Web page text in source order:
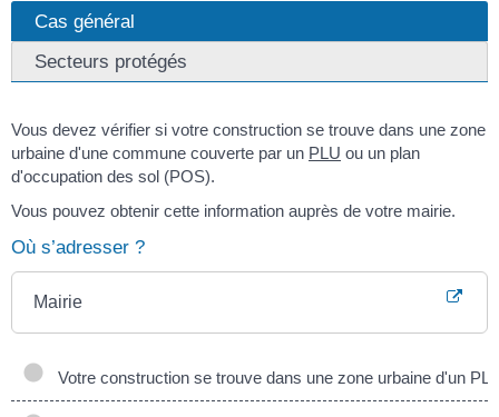
Cas général
Secteurs protégés
Vous devez vérifier si votre construction se trouve dans une zone
urbaine d'une commune couverte par un PLU ou un plan
d'occupation des sol (POS).
Vous pouvez obtenir cette information auprès de votre mairie.
Où s’adresser ?
Mairie
Votre construction se trouve dans une zone urbaine d'un